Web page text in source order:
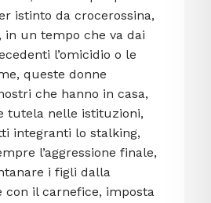
istinto da crocerossina,
in un tempo che va dai
l’omicidio o le
queste donne
che hanno in casa,
tutela nelle istituzioni,
integranti lo stalking,
l’aggressione finale,
i figli dalla
con il carnefice, imposta